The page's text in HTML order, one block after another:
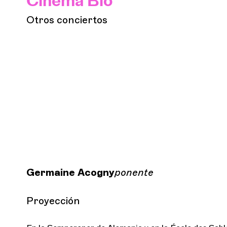
Otros conciertos
Germaine Acognyponente
Proyección